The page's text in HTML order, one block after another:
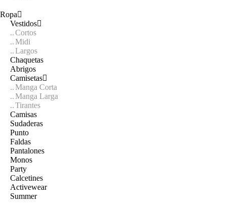
Ropa
Vestidos
Cortos
Midi
Largos
Chaquetas
Abrigos
Camisetas
Manga Corta
Manga Larga
Tirantes
Camisas
Sudaderas
Punto
Faldas
Pantalones
Monos
Party
Calcetines
Activewear
Summer